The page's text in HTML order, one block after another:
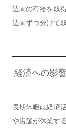
週間の有給を取
週間ずつ分けて
経済への影
長期休暇は経済
や店舗が休業す